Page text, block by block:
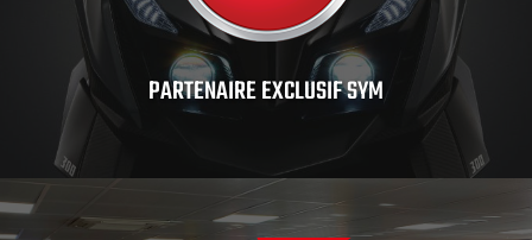
PARTENAIRE EXCLUSIF SYM